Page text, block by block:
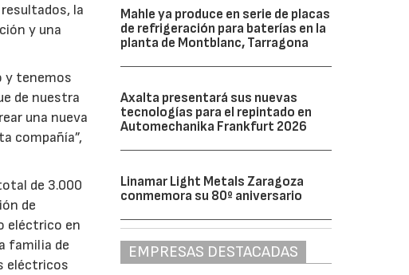
la
y una
y tenemos
de nuestra
una nueva
compañía”,
de 3.000
de
eléctrico en
familia de
eléctricos
Mahle ya produce en serie de placas
de refrigeración para baterías en la
planta de Montblanc, Tarragona
Axalta presentará sus nuevas
tecnologías para el repintado en
Automechanika Frankfurt 2026
Linamar Light Metals Zaragoza
conmemora su 80º aniversario
EMPRESAS DESTACADAS